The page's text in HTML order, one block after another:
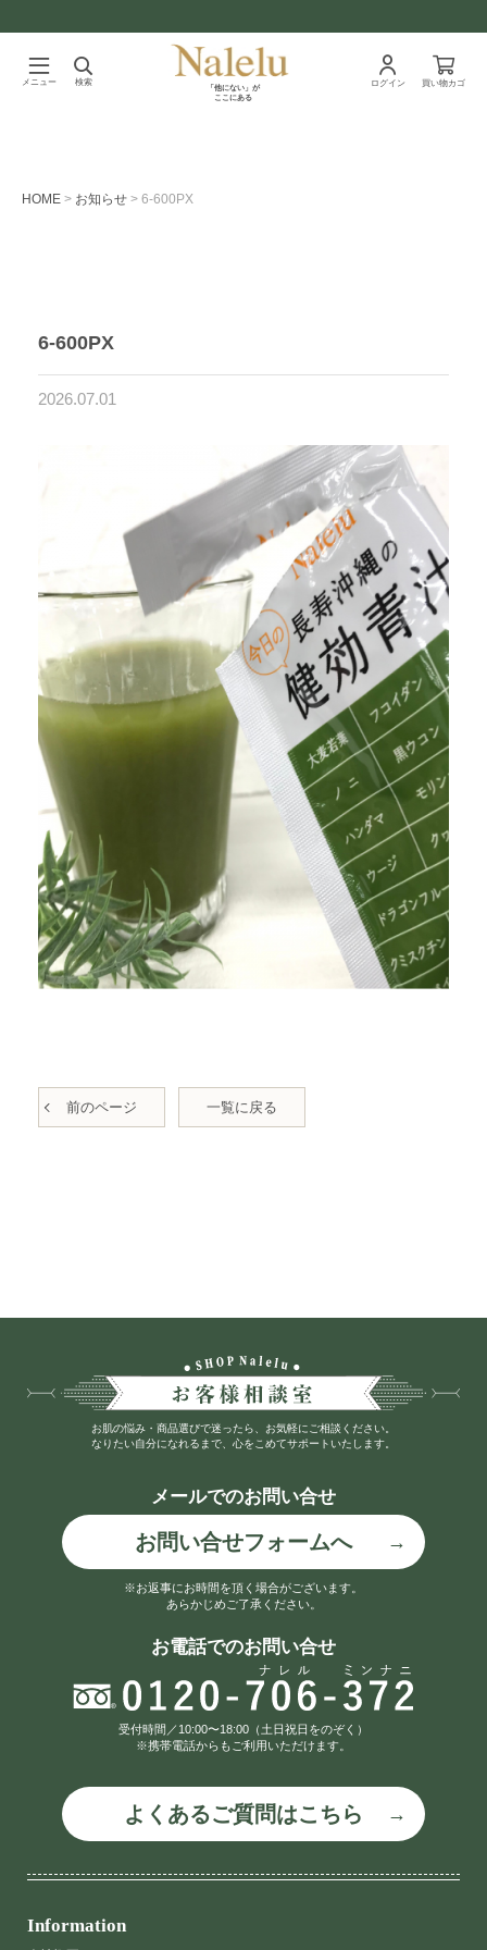
メニュー 検索
「他にない」が
ここにある
ログイン 買い物カゴ
HOME お知らせ 6-600PX
6-600PX
2026.07.01
前のページ 一覧に戻る
お肌の悩み・商品選びで迷ったら、お気軽にご相談ください。
なりたい自分になれるまで、心をこめてサポートいたします。
メールでのお問い合せ
お問い合せフォームへ
※お返事にお時間を頂く場合がございます。
あらかじめご了承ください。
お電話でのお問い合せ
受付時間／10:00〜18:00（土日祝日をのぞく）
※携帯電話からもご利用いただけます。
よくあるご質問はこちら
Information